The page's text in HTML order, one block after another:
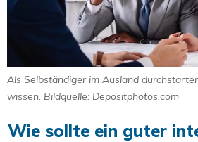
Als Selbständiger im Ausland
wissen. Bildquelle: Depositphotos.com
Wie sollte ein guter